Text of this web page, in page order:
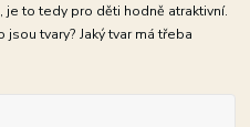
je to tedy pro děti hodně atraktivní.
tvary? Jaký tvar má třeba